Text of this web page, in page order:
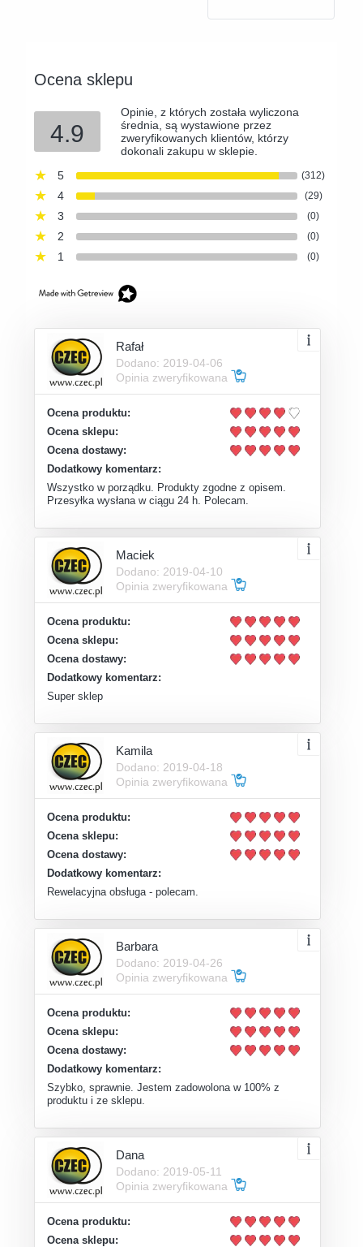
Ocena sklepu
4.9
Opinie, z których została wyliczona
średnia, są wystawione przez
zweryfikowanych klientów, którzy
dokonali zakupu w sklepie.
5
(312)
4 (29)
3 (0)
2 (0)
1 (0)
Rafał
Dodano: 2019-04-06
Opinia zweryfikowana
Ocena produktu:
Ocena sklepu:
Ocena dostawy:
Dodatkowy komentarz:
Wszystko w porządku. Produkty zgodne z opisem.
Przesyłka wysłana w ciągu 24 h. Polecam.
Maciek
Dodano: 2019-04-10
Opinia zweryfikowana
Ocena produktu:
Ocena sklepu:
Ocena dostawy:
Dodatkowy komentarz:
Super sklep
Kamila
Dodano: 2019-04-18
Opinia zweryfikowana
Ocena produktu:
Ocena sklepu:
Ocena dostawy:
Dodatkowy komentarz:
Rewelacyjna obsługa - polecam.
Barbara
Dodano: 2019-04-26
Opinia zweryfikowana
Ocena produktu:
Ocena sklepu:
Ocena dostawy:
Dodatkowy komentarz:
Szybko, sprawnie. Jestem zadowolona w 100% z
produktu i ze sklepu.
Dana
Dodano: 2019-05-11
Opinia zweryfikowana
Ocena produktu:
Ocena sklepu: